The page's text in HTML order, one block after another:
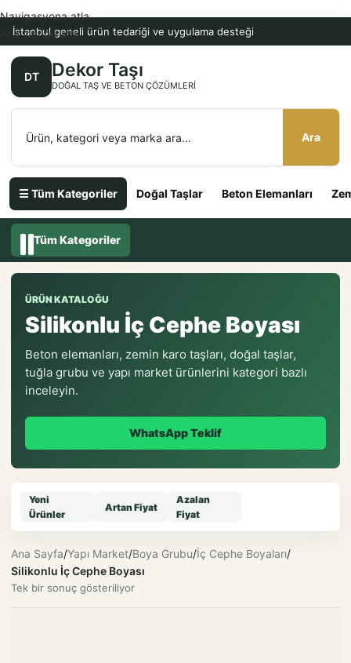
İstanbul geneli ürün tedariği ve uygulama desteği
DT Dekor Taşı
DOĞAL TAŞ VE BETON ÇÖZÜMLERI
Ara
☰ Tüm Kategoriler Doğal Taşlar Beton Elemanları
Navigasyona atla
Ana içeriğe atla
Tüm Kategoriler
ÜRÜN KATALOĞU
Silikonlu İç Cephe Boyası
Beton elemanları, zemin karo taşları, doğal taşlar,
tuğla grubu ve yapı market ürünlerini kategori bazlı
inceleyin.
WhatsApp Teklif
Yeni
Ürünler
Artan Fiyat
Azalan
Fiyat
Ana Sayfa/Yapı Market/Boya Grubu/İç Cephe Boyaları/
Silikonlu İç Cephe Boyası
Tek bir sonuç gösteriliyor